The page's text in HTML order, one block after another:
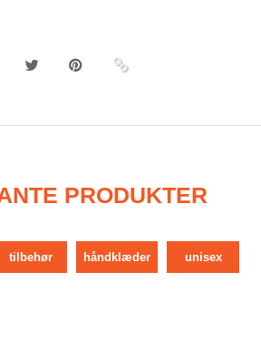
PRODUKTER
tilbehør håndklæder unisex